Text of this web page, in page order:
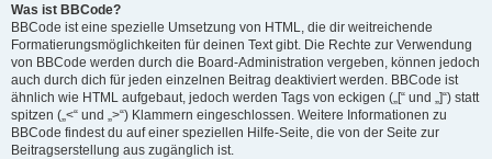
Was ist BBCode?
BBCode ist eine spezielle Umsetzung von HTML, die dir weitreichende
Formatierungsmöglichkeiten für deinen Text gibt. Die Rechte zur Verwendung
von BBCode werden durch die Board-Administration vergeben, können jedoch
auch durch dich für jeden einzelnen Beitrag deaktiviert werden. BBCode ist
ähnlich wie HTML aufgebaut, jedoch werden Tags von eckigen („[“ und „]“) statt
spitzen („<“ und „>“) Klammern eingeschlossen. Weitere Informationen zu
BBCode findest du auf einer speziellen Hilfe-Seite, die von der Seite zur
Beitragserstellung aus zugänglich ist.